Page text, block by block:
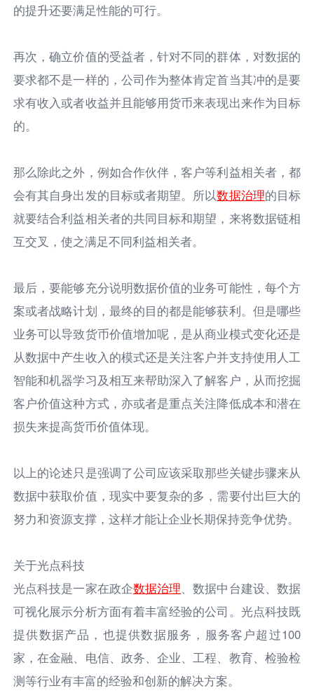
的提升还要满足性能的可行。
再次，确立价值的受益者，针对不同的群体，对数据的
要求都不是一样的，公司作为整体肯定首当其冲的是要
求有收入或者收益并且能够用货币来表现出来作为目标
的。
那么除此之外，例如合作伙伴，客户等利益相关者，都
会有其自身出发的目标或者期望。所以数据治理的目标
就要结合利益相关者的共同目标和期望，来将数据链相
互交叉，使之满足不同利益相关者。
最后，要能够充分说明数据价值的业务可能性，每个方
案或者战略计划，最终的目的都是能够获利。但是哪些
业务可以导致货币价值增加呢，是从商业模式变化还是
从数据中产生收入的模式还是关注客户并支持使用人工
智能和机器学习及相互来帮助深入了解客户，从而挖掘
客户价值这种方式，亦或者是重点关注降低成本和潜在
损失来提高货币价值体现。
以上的论述只是强调了公司应该采取那些关键步骤来从
数据中获取价值，现实中要复杂的多，需要付出巨大的
努力和资源支撑，这样才能让企业长期保持竞争优势。
关于光点科技
光点科技是⼀家在政企数据治理 、数据中台建设、数据
可视化展⽰分析⽅⾯有着丰富经验的公司。光点科技既
提供数据产品，也提供数据服务，服务客户超过100
家，在⾦融、电信、政务、企业、⼯程、教育、检验检
测等⾏业有丰富的经验和创新的解决⽅案。